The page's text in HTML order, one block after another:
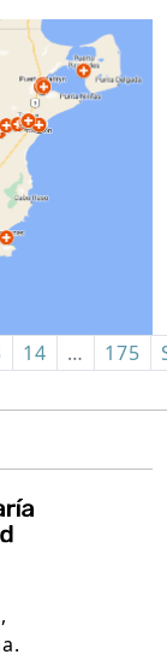
14 … 175